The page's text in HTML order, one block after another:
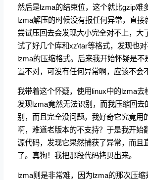
然后是lzma的结束位，这个就比gzip难
lzma解压的时候没有报任何异常，直接
尝试压回去会发现大小完全对不上，大
试了好几个库和xz\tar等格式，发现也
lzma的压缩格式。后来我开始怀疑是不
置不对，可没有任何异常啊，应该不会
我带着这个怀疑，使用linux中的lzma去
发现lzma竟然无法识别，而我压缩回去
别，而且完全没问题。我好奇它究竟用
啊，难道老版本的不支持？于是我开始
源代码，发现它果然捕获了异常，而且
了。真狗！我把那段代码拷贝出来。
lzma则是非常难，因为lzma的那次压缩